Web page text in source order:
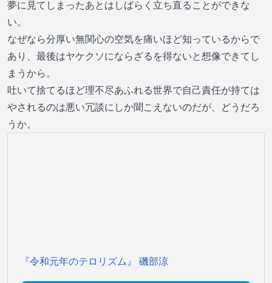
夢に見てしまったあとはしばらく立ち直ることができな
い。
なぜなら分厚い無関心の空気を痛いほど知っているからで
あり、最後はヤケクソにならざるを得ないと想像できてし
まうから。
吐いて捨てるほど理不尽あふれる世界で自己責任が持ては
やされるのは悪い冗談にしか聞こえないのだが、どうだろ
うか。
『令和元年のテロリズム』 磯部涼